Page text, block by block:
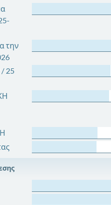
την
25